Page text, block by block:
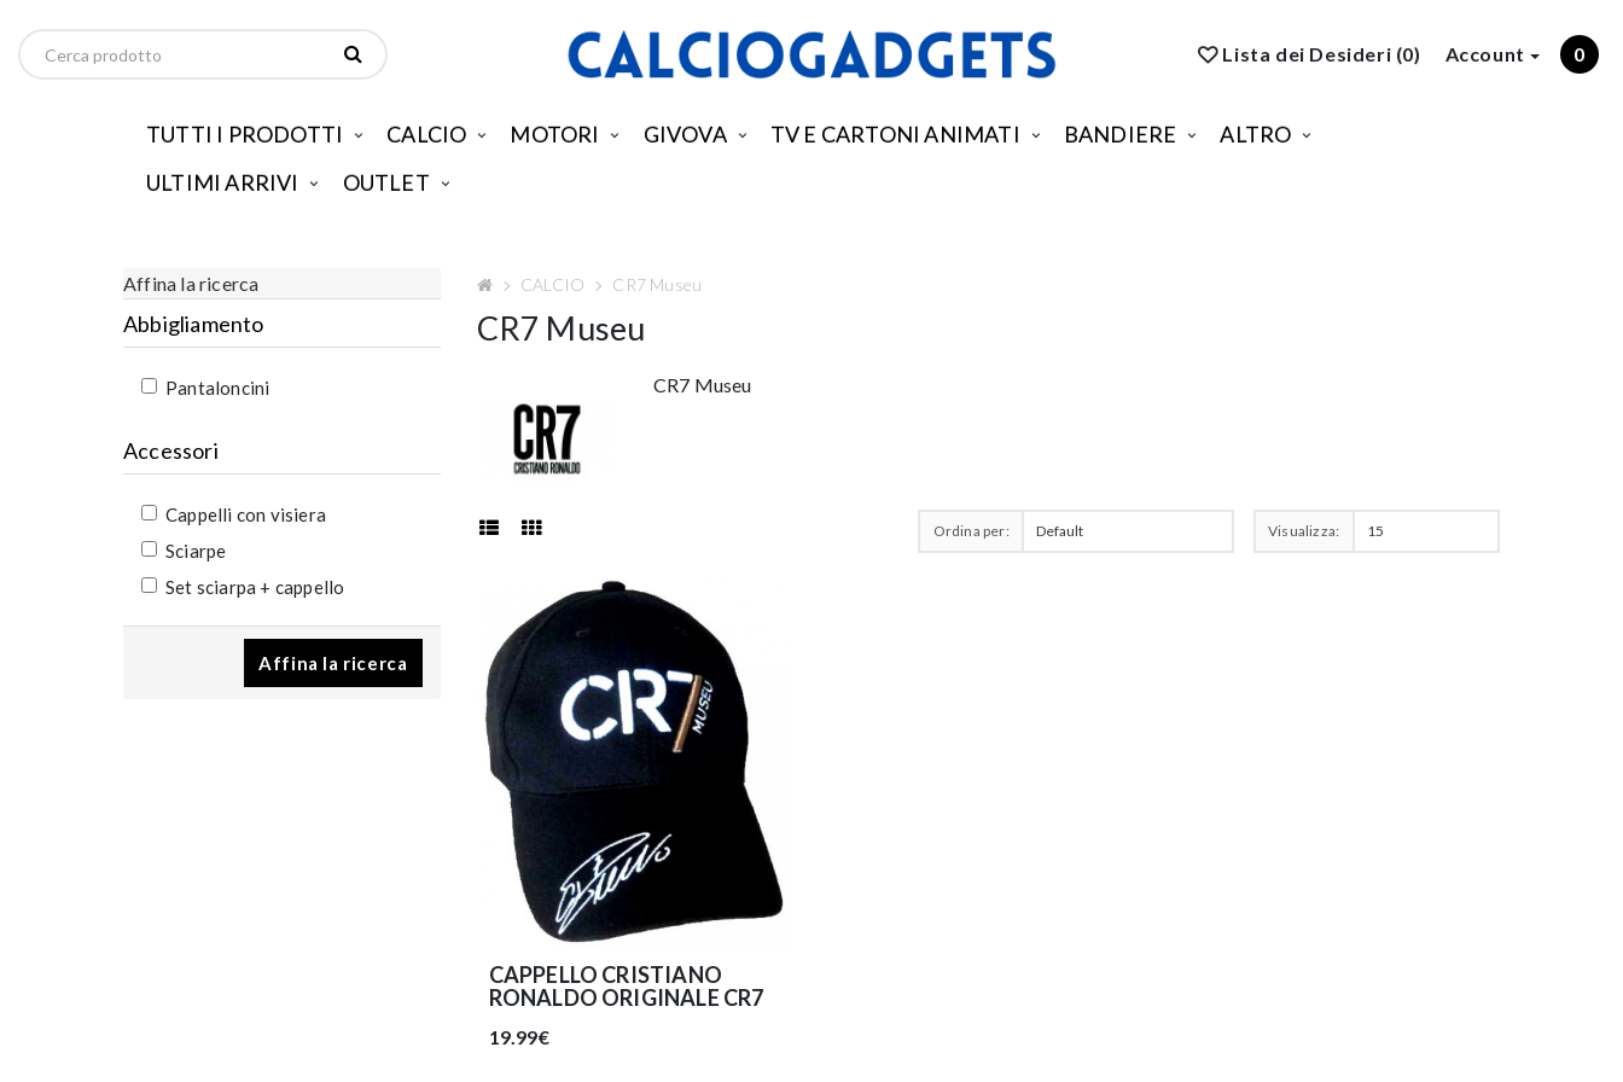
Lista dei Desideri (0) Account 0
TUTTI I PRODOTTI CALCIO MOTORI GIVOVA TV E CARTONI ANIMATI BANDIERE
ALTRO
ULTIMI ARRIVI
OUTLET
Affina la ricerca
Abbigliamento
Pantaloncini
Accessori
Cappelli con visiera
Sciarpe
Set sciarpa + cappello
Affina la ricerca
CALCIO CR7 Museu
CR7 Museu
CR7 Museu
Ordina per: Visualizza:
CAPPELLO CRISTIANO
RONALDO ORIGINALE CR7
19.99€